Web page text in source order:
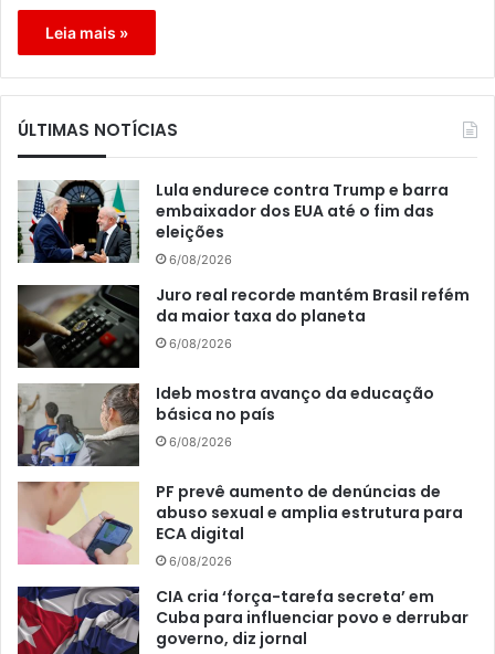
Leia mais »
ÚLTIMAS NOTÍCIAS
Lula endurece contra Trump e barra
embaixador dos EUA até o fim das
eleições
6/08/2026
Juro real recorde mantém Brasil refém
da maior taxa do planeta
6/08/2026
Ideb mostra avanço da educação
básica no país
6/08/2026
PF prevê aumento de denúncias de
abuso sexual e amplia estrutura para
ECA digital
6/08/2026
CIA cria ‘força-tarefa secreta’ em
Cuba para influenciar povo e derrubar
governo, diz jornal